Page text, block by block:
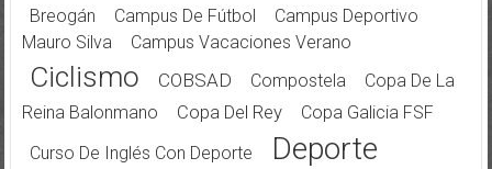
Breogán
Campus De Fútbol
Campus Deportivo
Mauro Silva
Campus Vacaciones Verano
Ciclismo COBSAD Compostela
Copa De La
Reina Balonmano
Copa Del Rey
Copa Galicia FSF
Curso De Inglés Con Deporte
Deporte